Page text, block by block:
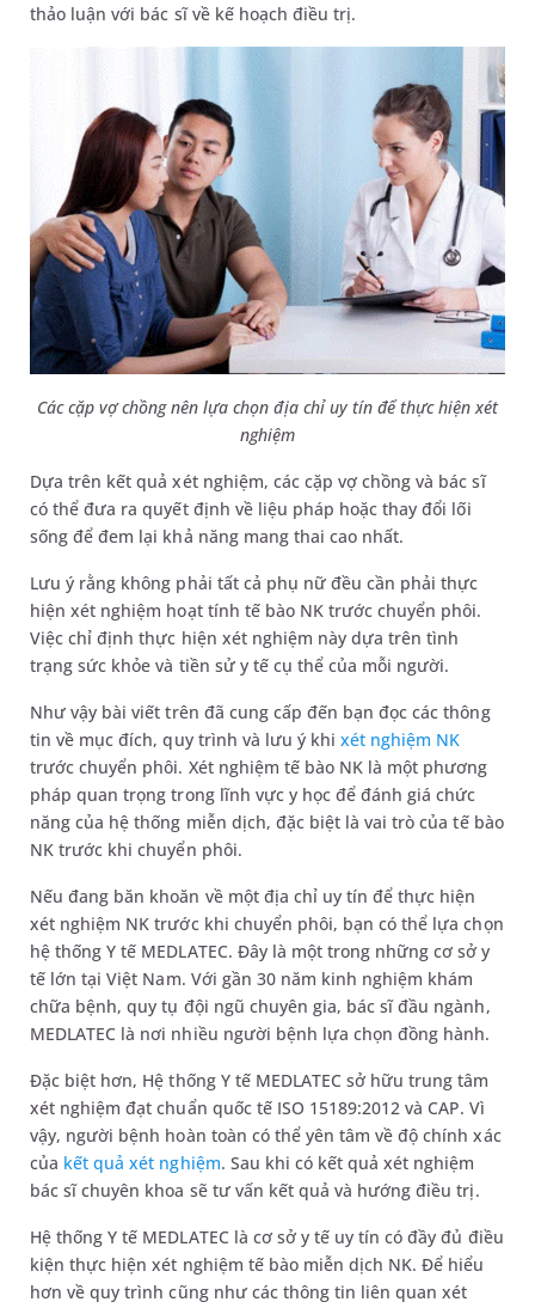
thảo luận với bác sĩ về kế hoạch điều trị.
Các cặp vợ chồng nên lựa chọn địa chỉ uy tín để thực hiện xét
nghiệm
Dựa trên kết quả xét nghiệm, các cặp vợ chồng và bác sĩ
có thể đưa ra quyết định về liệu pháp hoặc thay đổi lối
sống để đem lại khả năng mang thai cao nhất.
Lưu ý rằng không phải tất cả phụ nữ đều cần phải thực
hiện xét nghiệm hoạt tính tế bào NK trước chuyển phôi.
Việc chỉ định thực hiện xét nghiệm này dựa trên tình
trạng sức khỏe và tiền sử y tế cụ thể của mỗi người.
Như vậy bài viết trên đã cung cấp đến bạn đọc các thông
tin về mục đích, quy trình và lưu ý khixét nghiệm NK
trước chuyển phôi. Xét nghiệm tế bào NK là một phương
pháp quan trọng trong lĩnh vực y học để đánh giá chức
năng của hệ thống miễn dịch, đặc biệt là vai trò của tế bào
NK trước khi chuyển phôi.
Nếu đang băn khoăn về một địa chỉ uy tín để thực hiện
xét nghiệm NK trước khi chuyển phôi, bạn có thể lựa chọn
hệ thống Y tế MEDLATEC. Đây là một trong những cơ sở y
tế lớn tại Việt Nam. Với gần 30 năm kinh nghiệm khám
chữa bệnh, quy tụ đội ngũ chuyên gia, bác sĩ đầu ngành,
MEDLATEC là nơi nhiều người bệnh lựa chọn đồng hành.
Đặc biệt hơn, Hệ thống Y tế MEDLATEC sở hữu trung tâm
xét nghiệm đạt chuẩn quốc tế ISO 15189:2012 và CAP. Vì
vậy, người bệnh hoàn toàn có thể yên tâm về độ chính xác
của kết quả xét nghiệm. Sau khi có kết quả xét nghiệm
bác sĩ chuyên khoa sẽ tư vấn kết quả và hướng điều trị.
Hệ thống Y tế MEDLATEC là cơ sở y tế uy tín có đầy đủ điều
kiện thực hiện xét nghiệm tế bào miễn dịch NK. Để hiểu
hơn về quy trình cũng như các thông tin liên quan xét